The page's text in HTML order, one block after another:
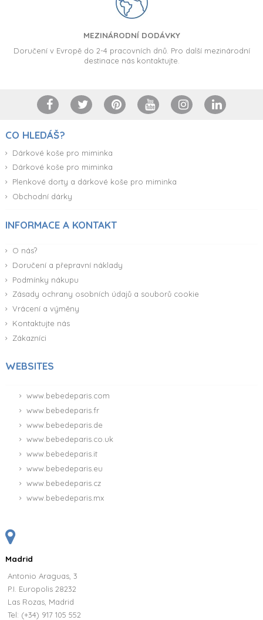
MEZINÁRODNÍ DODÁVKY
Doručení v Evropě do 2-4 pracovních dnů. Pro další mezinárodní
destinace nás kontaktujte.
CO HLEDÁŠ?
Dárkové koše pro miminka
Dárkové koše pro miminka
Plenkové dorty a dárkové koše pro miminka
Obchodní dárky
INFORMACE A KONTAKT
O nás?
Doručení a přepravní náklady
Podmínky nákupu
Zásady ochrany osobních údajů a souborů cookie
Vrácení a výměny
Kontaktujte nás
Zákazníci
WEBSITES
www.bebedeparis.com
www.bebedeparis.fr
www.bebedeparis.de
www.bebedeparis.co.uk
www.bebedeparis.it
www.bebedeparis.eu
www.bebedeparis.cz
www.bebedeparis.mx
Madrid
Antonio Araguas, 3
P.I. Europolis 28232
Las Rozas, Madrid
Tel: (+34) 917 105 552